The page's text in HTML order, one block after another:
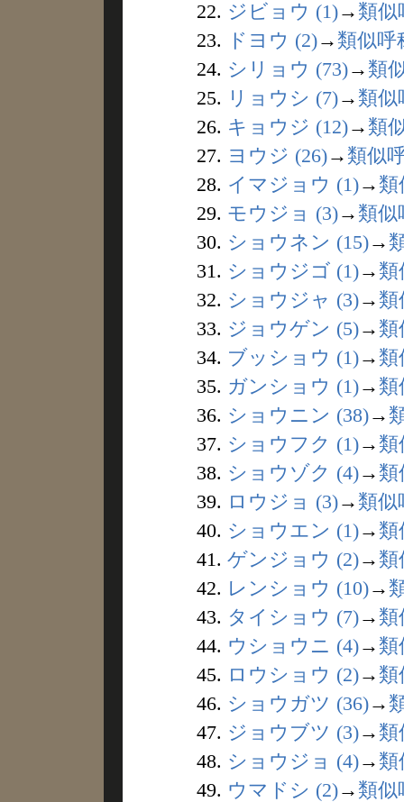
22. ジビョウ (1)→ 類似
23.
ドヨウ (2)→ 類似呼
24. シリョウ (73)→ 類
25. リョウシ (7)→ 類似
26. キョウジ (12)→ 類
27. ヨウジ (26)→ 類似
28. イマジョウ (1)→ 類
29. モウジョ (3)→ 類似
30. ショウネン (15)→
31. ショウジゴ (1)→ 類
32. ショウジャ (3)→ 類
33. ジョウゲン (5)→ 類
34. ブッショウ (1)→ 類
35. ガンショウ (1)→ 類
36. ショウニン (38)→
37. ショウフク (1)→ 類
38. ショウゾク (4)→ 類
39. ロウジョ (3)→ 類似
40. ショウエン (1)→ 類
41. ゲンジョウ (2)→ 類
42. レンショウ (10)→
43. タイショウ (7)→ 類
44. ウショウニ (4)→ 類
45. ロウショウ (2)→ 類
46. ショウガツ (36)→
47. ジョウブツ (3)→ 類
48. ショウジョ (4)→ 類
49. ウマドシ (2)→ 類似